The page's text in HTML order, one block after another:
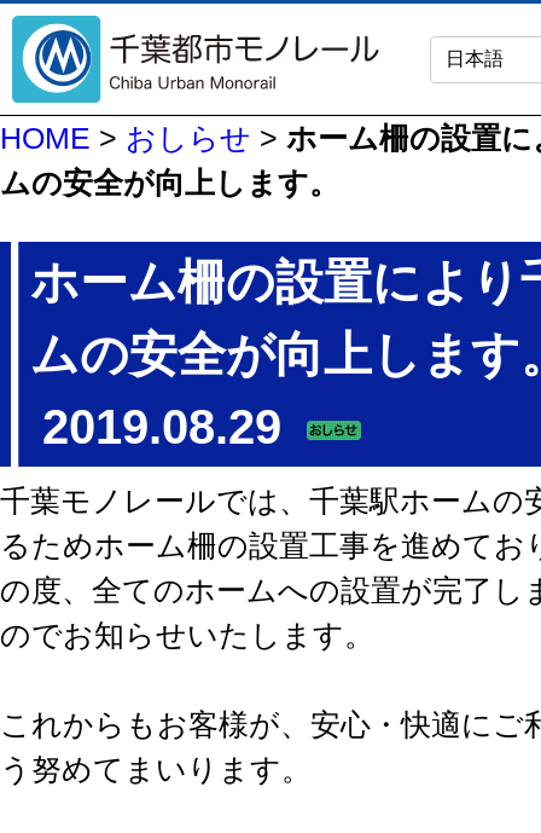
HOME > おしらせ > ホーム柵の設置
ムの安全が向上します。
ホーム柵の設置により
ムの安全が向上します
2019.08.29
千葉モノレールでは、千葉駅ホームの
るためホーム柵の設置工事を進めてお
の度、全てのホームへの設置が完了し
のでお知らせいたします。
これからもお客様が、安心・快適にご
う努めてまいります。